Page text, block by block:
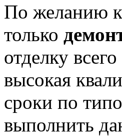
По желанию
только
отделку
высокая
сроки по
выполнить